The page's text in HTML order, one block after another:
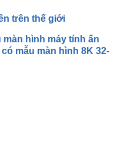
trên thế giới
hình máy tính ấn
mẫu màn hình 8K 32-